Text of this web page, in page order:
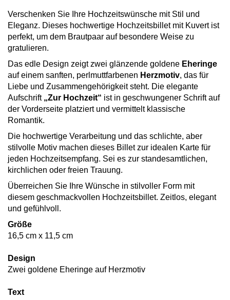
Verschenken Sie Ihre Hochzeitswünsche mit Stil und
Eleganz. Dieses hochwertige Hochzeitsbillet mit Kuvert ist
perfekt, um dem Brautpaar auf besondere Weise zu
gratulieren.
Das edle Design zeigt zwei glänzende goldene Eheringe
auf einem sanften, perlmuttfarbenen Herzmotiv, das für
Liebe und Zusammengehörigkeit steht. Die elegante
Aufschrift „Zur Hochzeit“ ist in geschwungener Schrift auf
der Vorderseite platziert und vermittelt klassische
Romantik.
Die hochwertige Verarbeitung und das schlichte, aber
stilvolle Motiv machen dieses Billet zur idealen Karte für
jeden Hochzeitsempfang. Sei es zur standesamtlichen,
kirchlichen oder freien Trauung.
Überreichen Sie Ihre Wünsche in stilvoller Form mit
diesem geschmackvollen Hochzeitsbillet. Zeitlos, elegant
und gefühlvoll.
Größe
16,5 cm x 11,5 cm
Design
Zwei goldene Eheringe auf Herzmotiv
Text